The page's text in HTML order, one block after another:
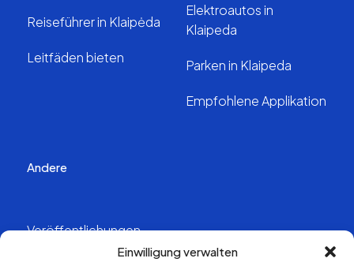
Einwilligung verwalten
Reiseführer in Klaipėda
Leitfäden bieten
Elektroautos in
Klaipeda
Parken in Klaipeda
Empfohlene Applikation
Andere
Veröffentlichungen